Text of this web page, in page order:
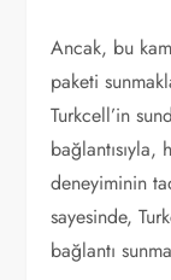
Ancak, bu
paketi
Turkcell’in
deneyiminin
sayesinde,
bağlantı